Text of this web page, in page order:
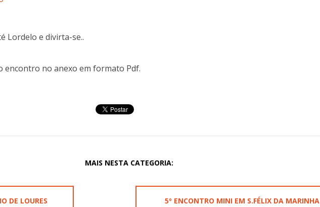
Lordelo e divirta-se..
encontro no anexo em formato Pdf.
MAIS NESTA CATEGORIA:
DE LOURES
5º ENCONTRO MINI EM S.FÉLIX DA MARINHA